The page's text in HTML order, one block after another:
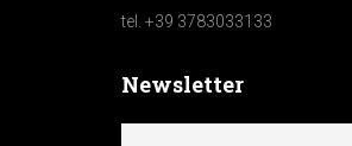
tel. +39 3783033133
Newsletter